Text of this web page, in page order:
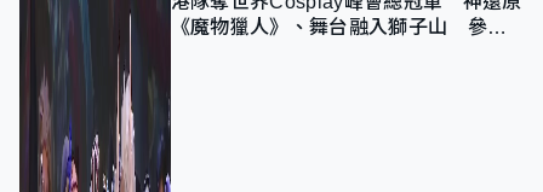
《魔物獵人》、舞台融入獅子山 參賽